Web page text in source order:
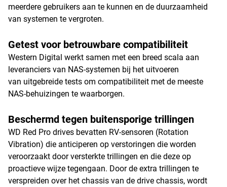
meerdere gebruikers aan te kunnen en de duurzaamheid
van systemen te vergroten.
Getest voor betrouwbare compatibiliteit
Western Digital werkt samen met een breed scala aan
leveranciers van NAS-systemen bij het uitvoeren
van uitgebreide tests om compatibiliteit met de meeste
NAS-behuizingen te waarborgen.
Beschermd tegen buitensporige trillingen
WD Red Pro drives bevatten RV-sensoren (Rotation
Vibration) die anticiperen op verstoringen die worden
veroorzaakt door versterkte trillingen en die deze op
proactieve wijze tegengaan. Door de extra trillingen te
verspreiden over het chassis van de drive chassis, wordt